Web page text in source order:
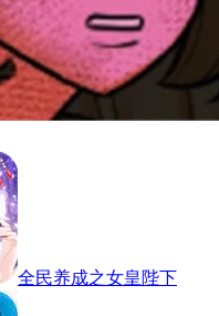
全民养成之女皇陛下